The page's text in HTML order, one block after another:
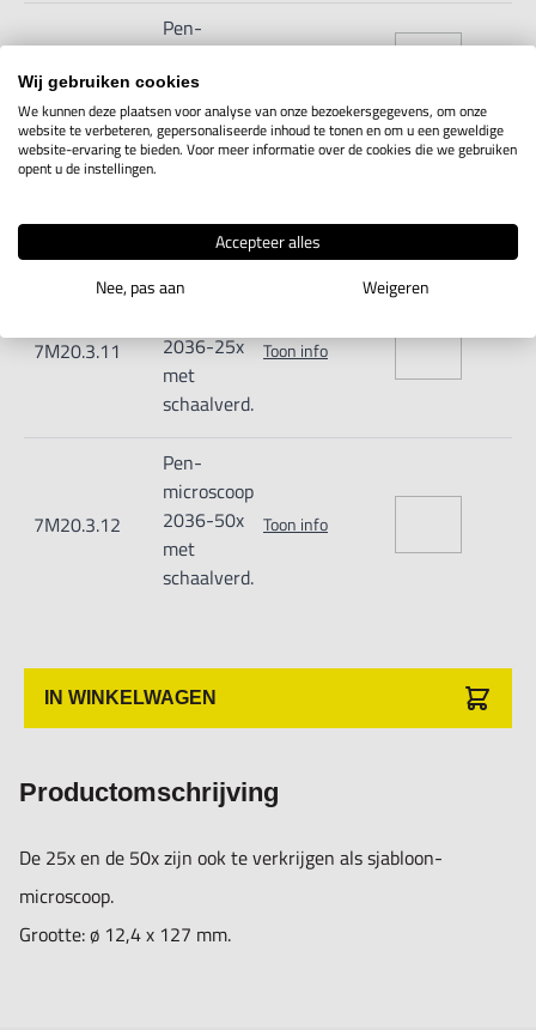
Pen-
2001-75x
Pen-
100x
7M20.3.11
Pen-
2036-25x
met
schaalverd.
Toon info
7M20.3.12
Pen-
microscoop
2036-50x
met
schaalverd.
Toon info
IN WINKELWAGEN
Productomschrijving
De 25x en de 50x zijn ook te verkrijgen als sjabloon-
microscoop.
Grootte: ø 12,4 x 127 mm.
Wij gebruiken cookies
We kunnen deze plaatsen voor analyse van onze bezoekersgegevens, om onze
website te verbeteren, gepersonaliseerde inhoud te tonen en om u een geweldige
website-ervaring te bieden. Voor meer informatie over de cookies die we gebruiken
opent u de instellingen.
Accepteer alles
Nee, pas aan
Weigeren